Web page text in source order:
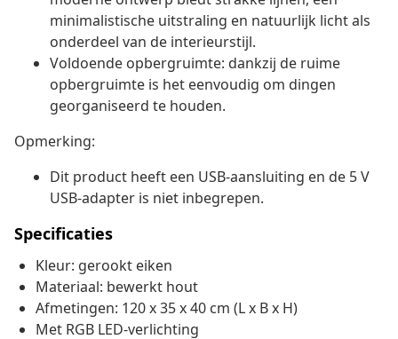
minimalistische uitstraling en natuurlijk licht als
onderdeel van de interieurstijl.
Voldoende opbergruimte: dankzij de ruime
opbergruimte is het eenvoudig om dingen
georganiseerd te houden.
Opmerking:
Dit product heeft een USB-aansluiting en de 5 V
USB-adapter is niet inbegrepen.
Specificaties
Kleur: gerookt eiken
Materiaal: bewerkt hout
Afmetingen: 120 x 35 x 40 cm (L x B x H)
Met RGB LED-verlichting